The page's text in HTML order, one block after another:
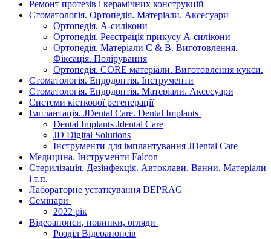
Ремонт протезів і керамічних конструкцій
Стоматологія. Ортопедія. Матеріали. Аксесуари
Ортопедія. А-силікони
Ортопедія. Реєстрація прикусу А-силікони
Ортопедія. Матеріали C & B. Виготовлення.
Фіксація. Полірування
Ортопедія. CORE матеріали. Виготовлення кукси.
Стоматологія. Ендодонтія. Інструменти
Стоматологія. Ендодонтія. Матеріали. Аксесуари
Системи кісткової регенерації
Імплантація. JDental Care. Dental Implants
Dental Implants Jdental Care
JD Digital Solutions
Інструменти для імплантування JDental Care
Медицина. Інструменти Falcon
Стерилізація. Дезінфекція. Автоклави. Ванни. Матеріали
і т.п.
Лабораторне устаткування DEPRAG
Семінари
2022 рік
Відеоанонси, новинки, огляди
Розділ Відеоанонсів